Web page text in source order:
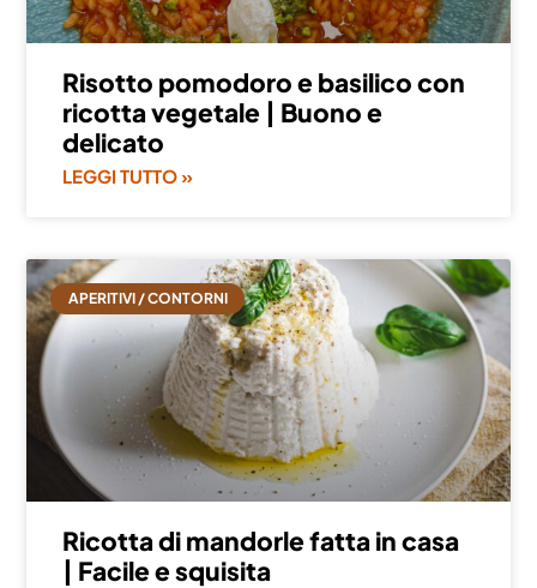
Risotto pomodoro e basilico con
ricotta vegetale | Buono e
delicato
LEGGI TUTTO »
APERITIVI / CONTORNI
Ricotta di mandorle fatta in casa
| Facile e squisita